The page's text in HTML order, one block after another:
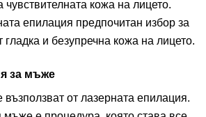
чувствителната кожа на лицето.
епилация предпочитан избор за
гладка и безупречна кожа на лицето.
за мъже
от лазерната епилация.